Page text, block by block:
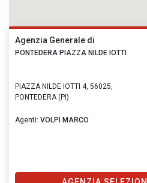
Agenzia Generale di
PONTEDERA PIAZZA NILDE IOTTI
PIAZZA NILDE IOTTI 4, 56025,
PONTEDERA (PI)
Agenti: VOLPI MARCO